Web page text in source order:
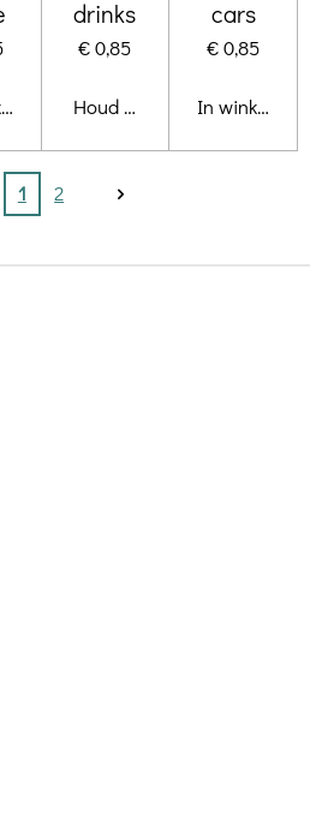
drinks
€ 0,85
Houd mij op de hoogte
cars
€ 0,85
In
1 2